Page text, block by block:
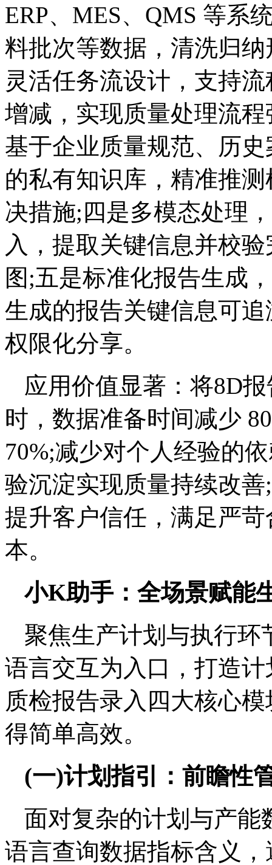
ERP、MES、QMS 等系
料批次等数据，清洗归
灵活任务流设计，支持
增减，实现质量处理流
基于企业质量规范、历
的私有知识库，精准推
决措施;四是多模态处理
入，提取关键信息并校
图;五是标准化报告生成
生成的报告关键信息可
权限化分享。
应用价值显著：将8D
时，数据准备时间减少
70%;减少对个人经验的
验沉淀实现质量持续改
提升客户信任，满足严
本。
小K助手：全场景赋能
聚焦生产计划与执行
语言交互为入口，打造
质检报告录入四大核心
得简单高效。
(一)计划指引：前瞻性
面对复杂的计划与产能
语言查询数据指标含义